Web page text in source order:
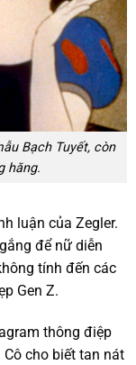
Bạch Tuyết, còn
hăng.
luận của Zegler.
để nữ diễn
tính đến các
Gen Z.
thông điệp
cho biết tan nát